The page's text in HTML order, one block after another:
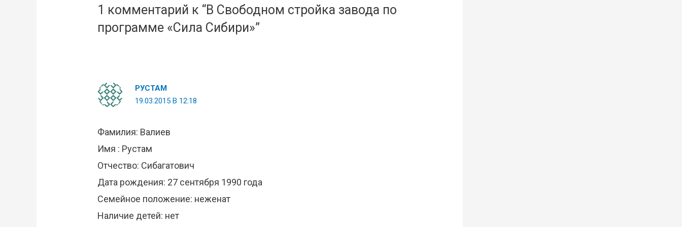
1 комментарий к “В Свободном стройка завода по
программе «Сила Сибири»”
РУСТАМ
19.03.2015 В 12:18
Фамилия: Валиев
Имя : Рустам
Отчество: Сибагатович
Дата рождения: 27 сентября 1990 года
Семейное положение: неженат
Наличие детей: нет